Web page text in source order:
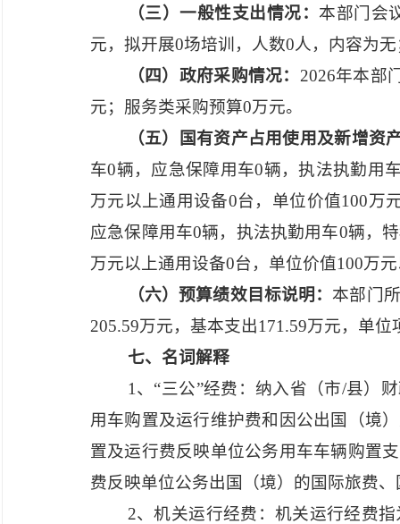
（三）一般性支出情况： 本部门会
元，拟开展0场培训，人数0人，内容为
（四）政府采购情况： 2026年本部
元；服务类采购预算0万元。
（五）国有资产占用使用及新增资
车0辆，应急保障用车0辆，执法执勤用
万元以上通用设备0台，单位价值100万
应急保障用车0辆，执法执勤用车0辆，
万元以上通用设备0台，单位价值100万
（六）预算绩效目标说明： 本部门
205.59万元，基本支出171.59万元，单
七、名词解释
1、“三公”经费：纳入省（市/县）
用车购置及运行维护费和因公出国（境
置及运行费反映单位公务用车车辆购置
费反映单位公务出国（境）的国际旅费
2、机关运行经费：机关运行经费